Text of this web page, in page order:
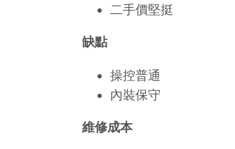
二手價堅挺
缺點
操控普通
內裝保守
維修成本